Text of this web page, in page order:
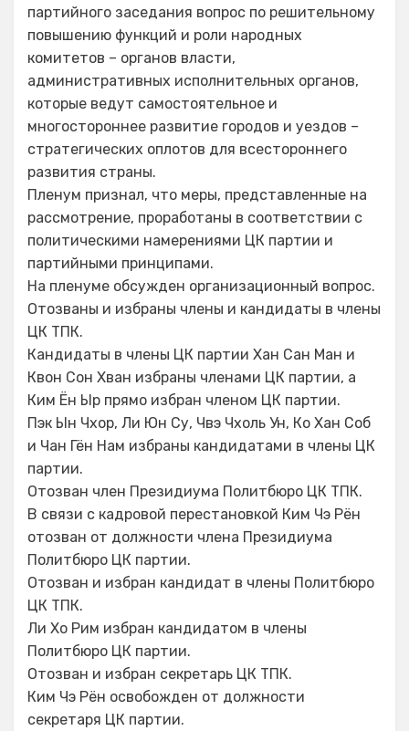
партийного заседания вопрос по решительному
повышению функций и роли народных
комитетов – органов власти,
административных исполнительных органов,
которые ведут самостоятельное и
многостороннее развитие городов и уездов –
стратегических оплотов для всестороннего
развития страны.
Пленум признал, что меры, представленные на
рассмотрение, проработаны в соответствии с
политическими намерениями ЦК партии и
партийными принципами.
На пленуме обсужден организационный вопрос.
Отозваны и избраны члены и кандидаты в члены
ЦК ТПК.
Кандидаты в члены ЦК партии Хан Сан Ман и
Квон Сон Хван избраны членами ЦК партии, а
Ким Ён Ыр прямо избран членом ЦК партии.
Пэк Ын Чхор, Ли Юн Су, Чвэ Чхоль Ун, Ко Хан Соб
и Чан Гён Нам избраны кандидатами в члены ЦК
партии.
Отозван член Президиума Политбюро ЦК ТПК.
В связи с кадровой перестановкой Ким Чэ Рён
отозван от должности члена Президиума
Политбюро ЦК партии.
Отозван и избран кандидат в члены Политбюро
ЦК ТПК.
Ли Хо Рим избран кандидатом в члены
Политбюро ЦК партии.
Отозван и избран секретарь ЦК ТПК.
Ким Чэ Рён освобожден от должности
секретаря ЦК партии.